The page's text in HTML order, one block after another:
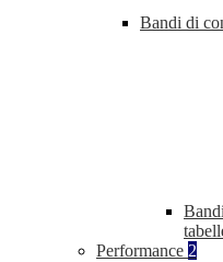
Bandi di
Performance 2